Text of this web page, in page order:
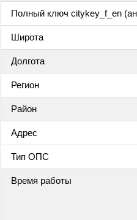
Полный ключ citykey_f_en
Широта
Долгота
Регион
Район
Адрес
Тип ОПС
Время работы